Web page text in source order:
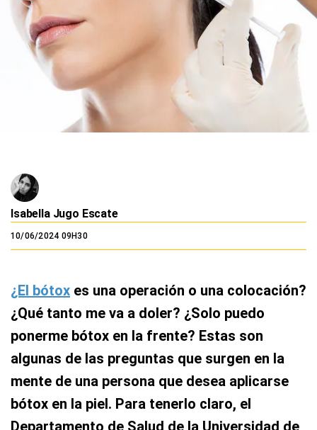
Isabella Jugo Escate
10/06/2024 09H30
¿El bótox es una operación o una colocación?
¿Qué tanto me va a doler? ¿Solo puedo
ponerme bótox en la frente? Estas son
algunas de las preguntas que surgen en la
mente de una persona que desea aplicarse
bótox en la piel. Para tenerlo claro, el
Departamento de Salud de la Universidad de